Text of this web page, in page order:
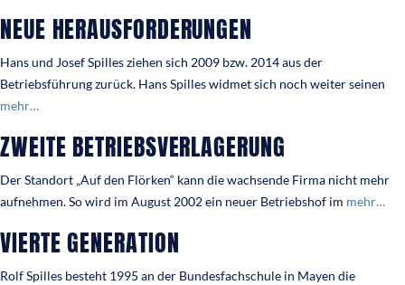
NEUE HERAUSFORDERUNGEN
Hans und Josef Spilles ziehen sich 2009 bzw. 2014 aus der
Betriebsführung zurück. Hans Spilles widmet sich noch weiter seinen
mehr…
ZWEITE BETRIEBSVERLAGERUNG
Der Standort „Auf den Flörken“ kann die wachsende Firma nicht mehr
aufnehmen. So wird im August 2002 ein neuer Betriebshof im mehr…
VIERTE GENERATION
Rolf Spilles besteht 1995 an der Bundesfachschule in Mayen die